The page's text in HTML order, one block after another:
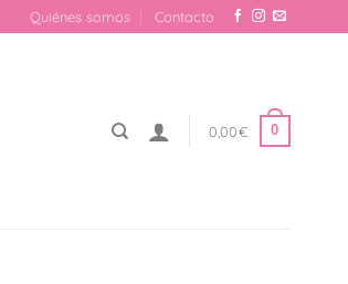
Quiénes somos Contacto
0,00€ 0